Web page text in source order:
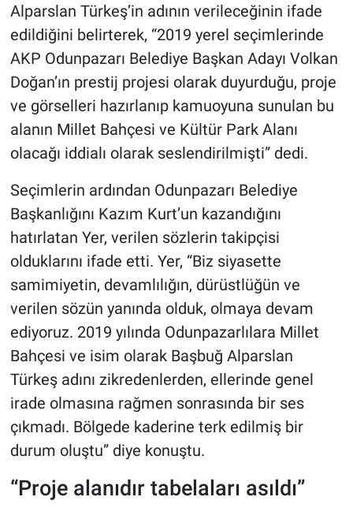
Alparslan Türkeş’in adının verileceğinin ifade
edildiğini belirterek, “2019 yerel seçimlerinde
AKP Odunpazarı Belediye Başkan Adayı Volkan
Doğan’ın prestij projesi olarak duyurduğu, proje
ve görselleri hazırlanıp kamuoyuna sunulan bu
alanın Millet Bahçesi ve Kültür Park Alanı
olacağı iddialı olarak seslendirilmişti” dedi.
Seçimlerin ardından Odunpazarı Belediye
Başkanlığını Kazım Kurt’un kazandığını
hatırlatan Yer, verilen sözlerin takipçisi
olduklarını ifade etti. Yer, “Biz siyasette
samimiyetin, devamlılığın, dürüstlüğün ve
verilen sözün yanında olduk, olmaya devam
ediyoruz. 2019 yılında Odunpazarlılara Millet
Bahçesi ve isim olarak Başbuğ Alparslan
Türkeş adını zikredenlerden, ellerinde genel
irade olmasına rağmen sonrasında bir ses
çıkmadı. Bölgede kaderine terk edilmiş bir
durum oluştu” diye konuştu.
“Proje alanıdır tabelaları asıldı”